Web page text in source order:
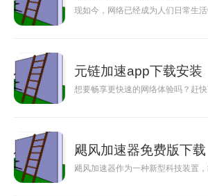
现如今，网络已经成为人们日常生
元链加速app下载安装
想要畅享更快速的网络体验吗？赶
飓风加速器免费版下载
飓风加速器作为一种新型科技装置